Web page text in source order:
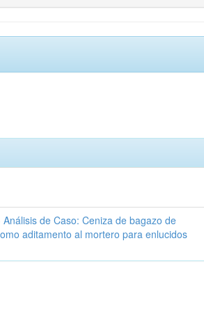
de Caso: Ceniza de bagazo de
aditamento al mortero para enlucidos